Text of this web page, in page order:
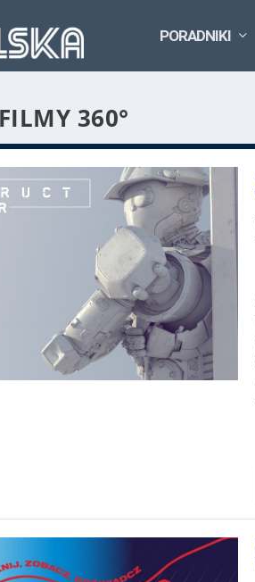
PORADNIKI
360°